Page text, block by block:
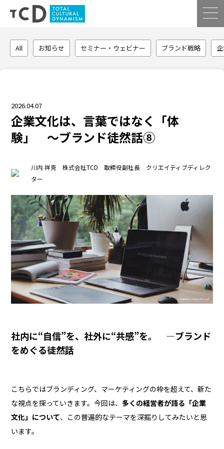
All お知らせ セミナー・ウェビナー ブランド戦略
2026.04.07
企業文化は、言葉ではなく「体
験」 〜ブランド徒然話⑧
川内 祥克 株式会社TCD 取締役副社長 クリエイティブディレク
ター
社内に“自信”を、社外に“共感”を。 ―ブランド
をめぐる徒然話
こちらではブランディング、マーケティングの枠を超えて、新た
な視点を探っていきます。今回は、多くの経営者が語る「企業
文化」について、この普遍的なテーマを深掘りしてみたいと思
います。